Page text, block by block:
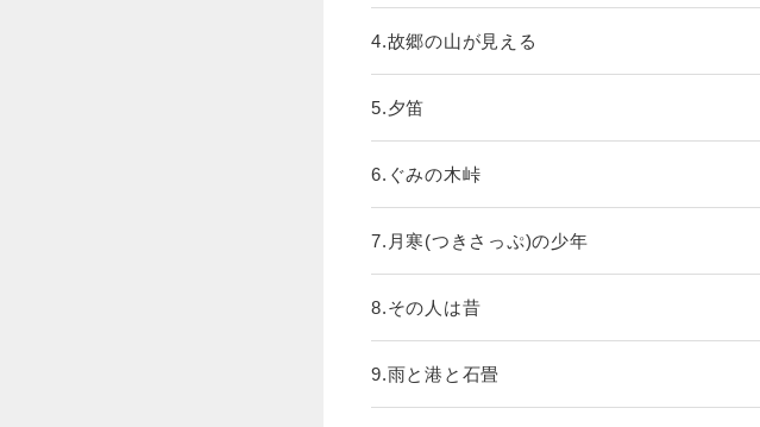
4.故郷の山が見える
5.夕笛
6.ぐみの木峠
7.月寒(つきさっぷ)の少年
8.その人は昔
9.雨と港と石畳